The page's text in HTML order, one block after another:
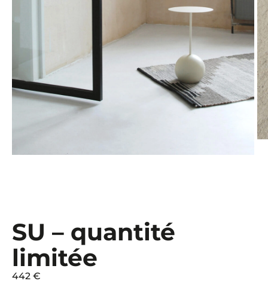
SU – quantité
limitée
442 €